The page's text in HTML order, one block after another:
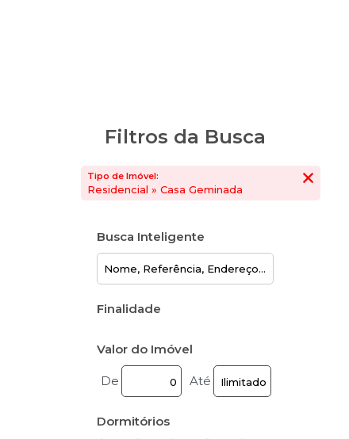
Filtros da Busca
Tipo de Imóvel:
Residencial » Casa Geminada
Busca Inteligente
Finalidade
Valor do Imóvel
De Até
Dormitórios